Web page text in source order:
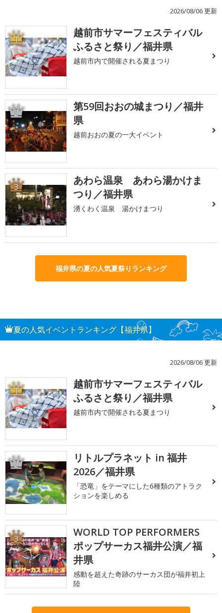
2026/08/06 更新
1
越前市サマーフェスティバル
ふるさと祭り／福井県
越前市内で開催される夏まつり
2
第59回おおの城まつり／福井
県
越前おおの夏の一大イベント
3
あわら温泉 あわら湯かけま
つり／福井県
湧くわく温泉 湯かけまつり
福井県の夏の人気夏祭りランキング
夏の人気イベントランキング【福井県】
2026/08/06 更新
1
越前市サマーフェスティバル
ふるさと祭り／福井県
越前市内で開催される夏まつり
2
リトルプラネット in 福井
2026／福井県
「恐竜」をテーマにした6種類のアトラク
ションを楽しめる
3
WORLD TOP PERFORMERS
ポップサーカス福井公演／福
井県
感動を超えた奇跡のサーカス団が福井初上
陸